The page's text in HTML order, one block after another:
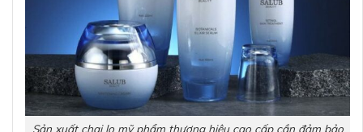
Sản xuất chai lọ mỹ phẩm thương hiệu cao cấp cần đảm bảo